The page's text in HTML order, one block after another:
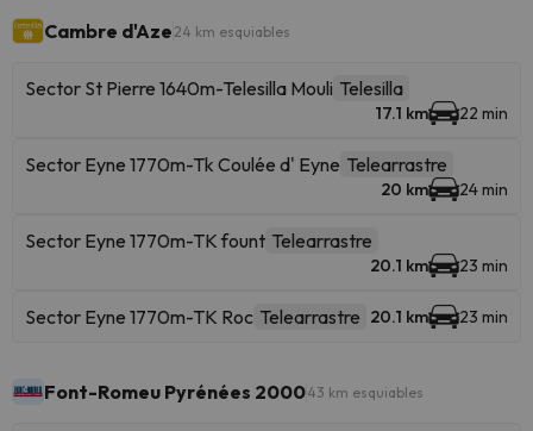
Cambre d'Aze 24 km esquiables
Sector St Pierre 1640m-Telesilla Mouli Telesilla
17.1 km 22 min
Sector Eyne 1770m-Tk Coulée d' Eyne Telearrastre
20 km 24 min
Sector Eyne 1770m-TK fount Telearrastre
20.1 km 23 min
Sector Eyne 1770m-TK Roc Telearrastre 20.1 km 23 min
Font-Romeu Pyrénées 200043 km esquiables